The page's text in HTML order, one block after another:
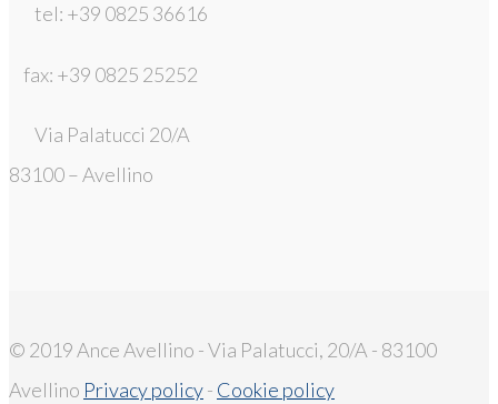
tel: +39 0825 36616
fax: +39 0825 25252
Via Palatucci 20/A
83100 – Avellino
© 2019 Ance Avellino - Via Palatucci, 20/A - 83100
Avellino Privacy policy- Cookie policy